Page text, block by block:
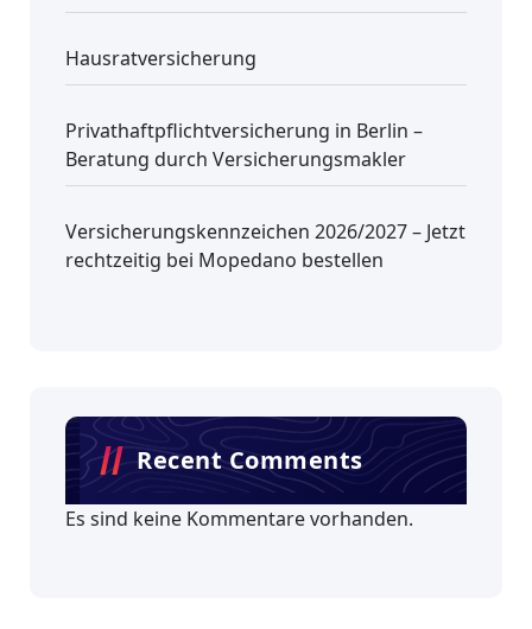
Hausratversicherung
Privathaftpflichtversicherung in Berlin –
Beratung durch Versicherungsmakler
Versicherungskennzeichen 2026/2027 – Jetzt
rechtzeitig bei Mopedano bestellen
Recent Comments
Es sind keine Kommentare vorhanden.